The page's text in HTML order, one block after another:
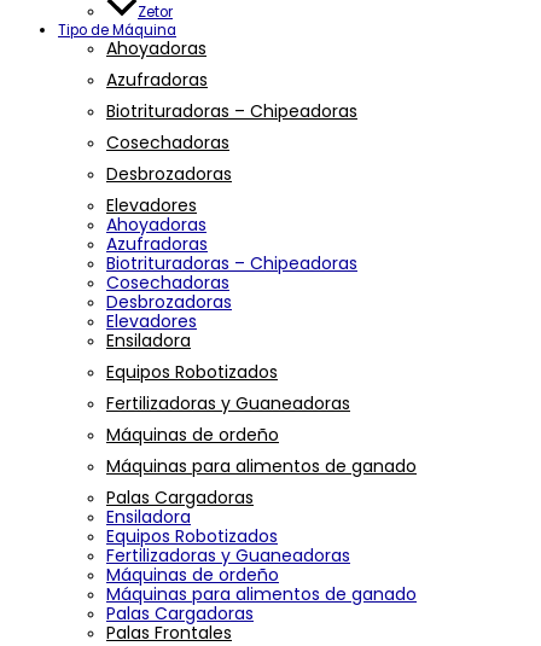
Zetor
Tipo de Máquina
Ahoyadoras
Azufradoras
Biotrituradoras – Chipeadoras
Cosechadoras
Desbrozadoras
Elevadores
Ahoyadoras
Azufradoras
Biotrituradoras – Chipeadoras
Cosechadoras
Desbrozadoras
Elevadores
Ensiladora
Equipos Robotizados
Fertilizadoras y Guaneadoras
Máquinas de ordeño
Máquinas para alimentos de ganado
Palas Cargadoras
Ensiladora
Equipos Robotizados
Fertilizadoras y Guaneadoras
Máquinas de ordeño
Máquinas para alimentos de ganado
Palas Cargadoras
Palas Frontales